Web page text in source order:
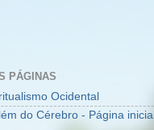
PÁGINAS
Ocidental
do Cérebro - Página inicial